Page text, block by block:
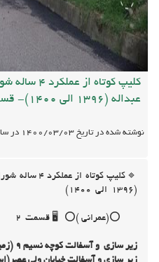
کلیپ کوتاه
نوشته شده در تاریخ 1400/03/03
🔹کلیپ کوتاه
(1396 الی 1400)